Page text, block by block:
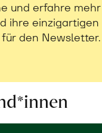
und erfahre mehr
ihre einzigartigen
den Newsletter.